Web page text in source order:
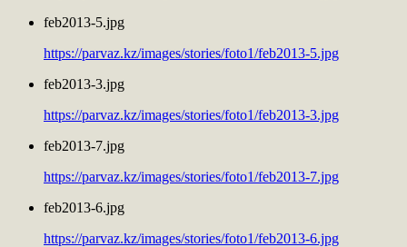
feb2013-5.jpg
https://parvaz.kz/images/stories/foto1/feb2013-5.jpg
feb2013-3.jpg
https://parvaz.kz/images/stories/foto1/feb2013-3.jpg
feb2013-7.jpg
https://parvaz.kz/images/stories/foto1/feb2013-7.jpg
feb2013-6.jpg
https://parvaz.kz/images/stories/foto1/feb2013-6.jpg